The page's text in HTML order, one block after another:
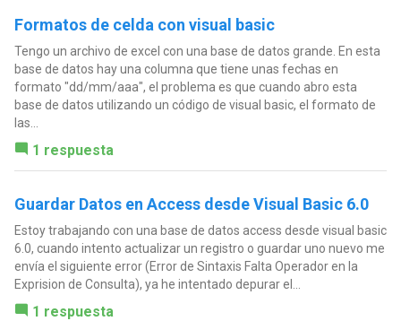
Formatos de celda con visual basic
Tengo un archivo de excel con una base de datos grande. En esta
base de datos hay una columna que tiene unas fechas en
formato "dd/mm/aaa", el problema es que cuando abro esta
base de datos utilizando un código de visual basic, el formato de
las...
1 respuesta
Guardar Datos en Access desde Visual Basic 6.0
Estoy trabajando con una base de datos access desde visual basic
6.0, cuando intento actualizar un registro o guardar uno nuevo me
envía el siguiente error (Error de Sintaxis Falta Operador en la
Exprision de Consulta), ya he intentado depurar el...
1 respuesta